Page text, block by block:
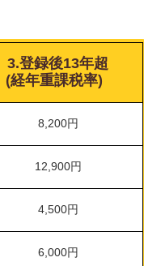
3.登録後13年超
(経年重課税率)
8,200円
12,900円
4,500円
6,000円